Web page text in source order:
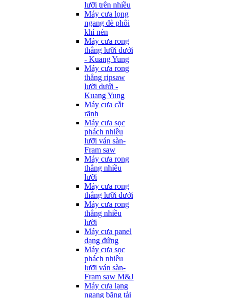
lưỡi trên nhiều
Máy cưa lọng
ngang đè phôi
khí nén
Máy cưa rong
thẳng lưỡi dưới
- Kuang Yung
Máy cưa rong
thẳng ripsaw
lưỡi dưới -
Kuang Yung
Máy cưa cắt
rãnh
Máy cưa sọc
phách nhiều
lưỡi ván sàn-
Fram saw
Máy cưa rong
thẳng nhiều
lưỡi
Máy cưa rong
thẳng lưỡi dưới
Máy cưa rong
thẳng nhiều
lưỡi
Máy cưa panel
dạng đứng
Máy cưa sọc
phách nhiều
lưỡi ván sàn-
Fram saw M&J
Máy cưa lạng
ngang băng tải